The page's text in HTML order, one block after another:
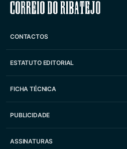
Correio do
CONTACTOS
ESTATUTO EDITORIAL
FICHA TÉCNICA
PUBLICIDADE
ASSINATURAS